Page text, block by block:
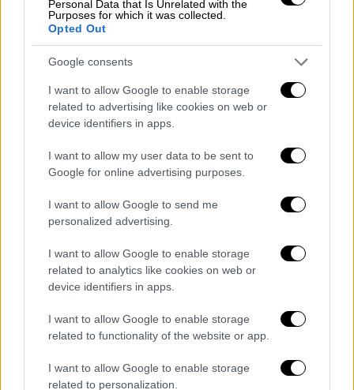
Personal Data that Is Unrelated with the
Purposes for which it was collected.
Opted Out
Google consents
I want to allow Google to enable storage
related to advertising like cookies on web or
device identifiers in apps.
I want to allow my user data to be sent to
Google for online advertising purposes.
I want to allow Google to send me
personalized advertising.
I want to allow Google to enable storage
related to analytics like cookies on web or
device identifiers in apps.
I want to allow Google to enable storage
related to functionality of the website or app.
I want to allow Google to enable storage
related to personalization.
που είχαν στη διάθεσή τους για να
προστατεύσουν τον κόσμο από αυτό το
πρόσωπο». Οεπικεφαλής της νεοζηλανδικής
αστυνομίας,Άντριου Κόστερ,
είπε από την
πλευρά του πως δεν υπήρχε νομική βάση
προκειμένου να τεθεί ο άνδρας εκ νέου υπό
κράτηση προτού διαπράξει τη χθεσινή
επίθεση. Σύμφωνα με τον κ. Κόστερ,
επρόκειτο για περίπτωση «εξαίρεσης στον
παρακολούθησής του ήταν «ιδιαίτερα
ασυνήθιστο» για τις νεοζηλανδικές αρχές.
«Ελάχιστοι άνθρωποι προκαλούν τόσο
μεγάλη ανησυχία», εξήγησε.
δεσμεύθηκε ότι θα αλλάξει η
αντιτρομοκρατική νομοθεσία στη χώρα. Η
πρωθυπουργός της Νέας Ζηλανδίας
υπογράμμισε ότι στο κοινοβούλιο έχει